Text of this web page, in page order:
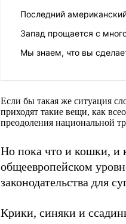
Последний
Запад прощается с
Мы знаем, что вы
Если бы такая же ситуация
приходят такие вещи, как
преодоления национальной
Но пока что и кошки, и
общеевропейском
законодательства для
Крики, синяки и